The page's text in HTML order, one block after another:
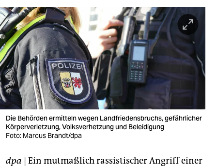
berlin
nord
wahrheit
verlag
verlag
veranstaltungen
shop
fragen & hilfe
Die Behörden ermitteln wegen Landfriedensbruchs, gefährlicher
Körperverletzung, Volksverhetzung und Beleidigung
Foto: Marcus Brandt/dpa
dpa | Ein mutmaßlich rassistischer Angriff einer